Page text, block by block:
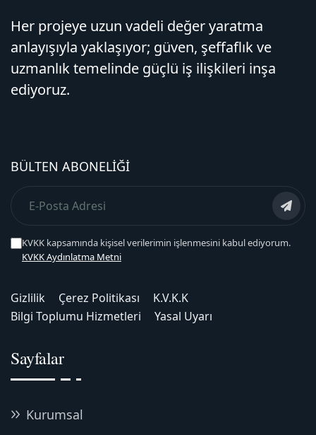
Her projeye uzun vadeli değer yaratma
anlayışıyla yaklaşıyor; güven, şeffaflık ve
uzmanlık temelinde güçlü iş ilişkileri inşa
ediyoruz.
BÜLTEN ABONELIĞI
KVKK kapsamında kişisel verilerimin işlenmesini kabul ediyorum.
KVKK Aydınlatma Metni
Gizlilik Çerez Politikası
K.V.K.K
Bilgi Toplumu Hizmetleri
Yasal Uyarı
Sayfalar
Kurumsal